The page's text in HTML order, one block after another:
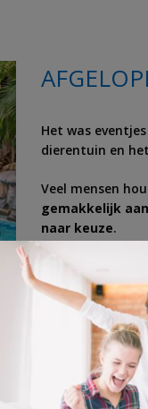
Het was
dierentuin en
Veel mensen
gemakkelijk
naar keuze.
Ook kom je
Wij duimen met
dagje uit,dagje